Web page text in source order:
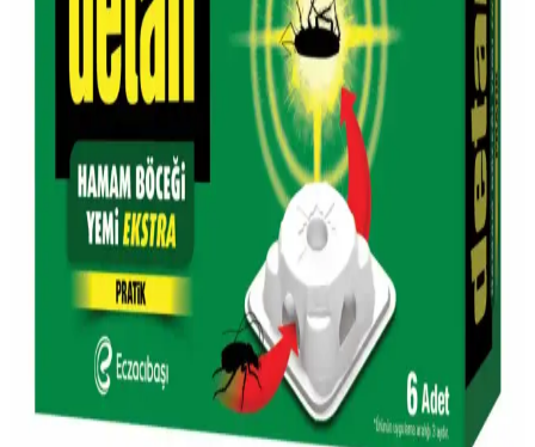
Simli Şarap ve Migros'ta Bulunabilirliği Hakkında
Güncel Bilgiler
Simli şarap, görsel ve tat açısından dikkat çekici özel bir içecektir.
Migros'ta bulunma durumu mağazaya göre değişebilir, stok ve
bölgeye bağlıdır. Detaylar ve ipuçları için okuyun.
Migros'un Türkiye'deki Yeri ve Güncel Market
Alışkanlıklarındaki Rolü
Migros, Türkiye'nin köklü market zinciri olarak geniş ürün yelpazesi
ve dijital platformlarıyla günümüz alışkanlıklarına uyum sağlıyor.
Migros'ta Protein Yoğurdu: Sağlıklı ve Besleyici
Alternatifler ile Dengeli Beslenme
Migros'un protein yoğurdu ürünleri, yüksek protein içeriği ve çeşitli
tatlarıyla sağlıklı yaşam ve sporcular için ideal, pratik ve besleyici bir
alternatif sunar.